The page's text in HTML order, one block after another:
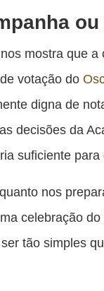
nos mostra que a
votação do
digna de
decisões da
suficiente
nos
celebração
tão simples